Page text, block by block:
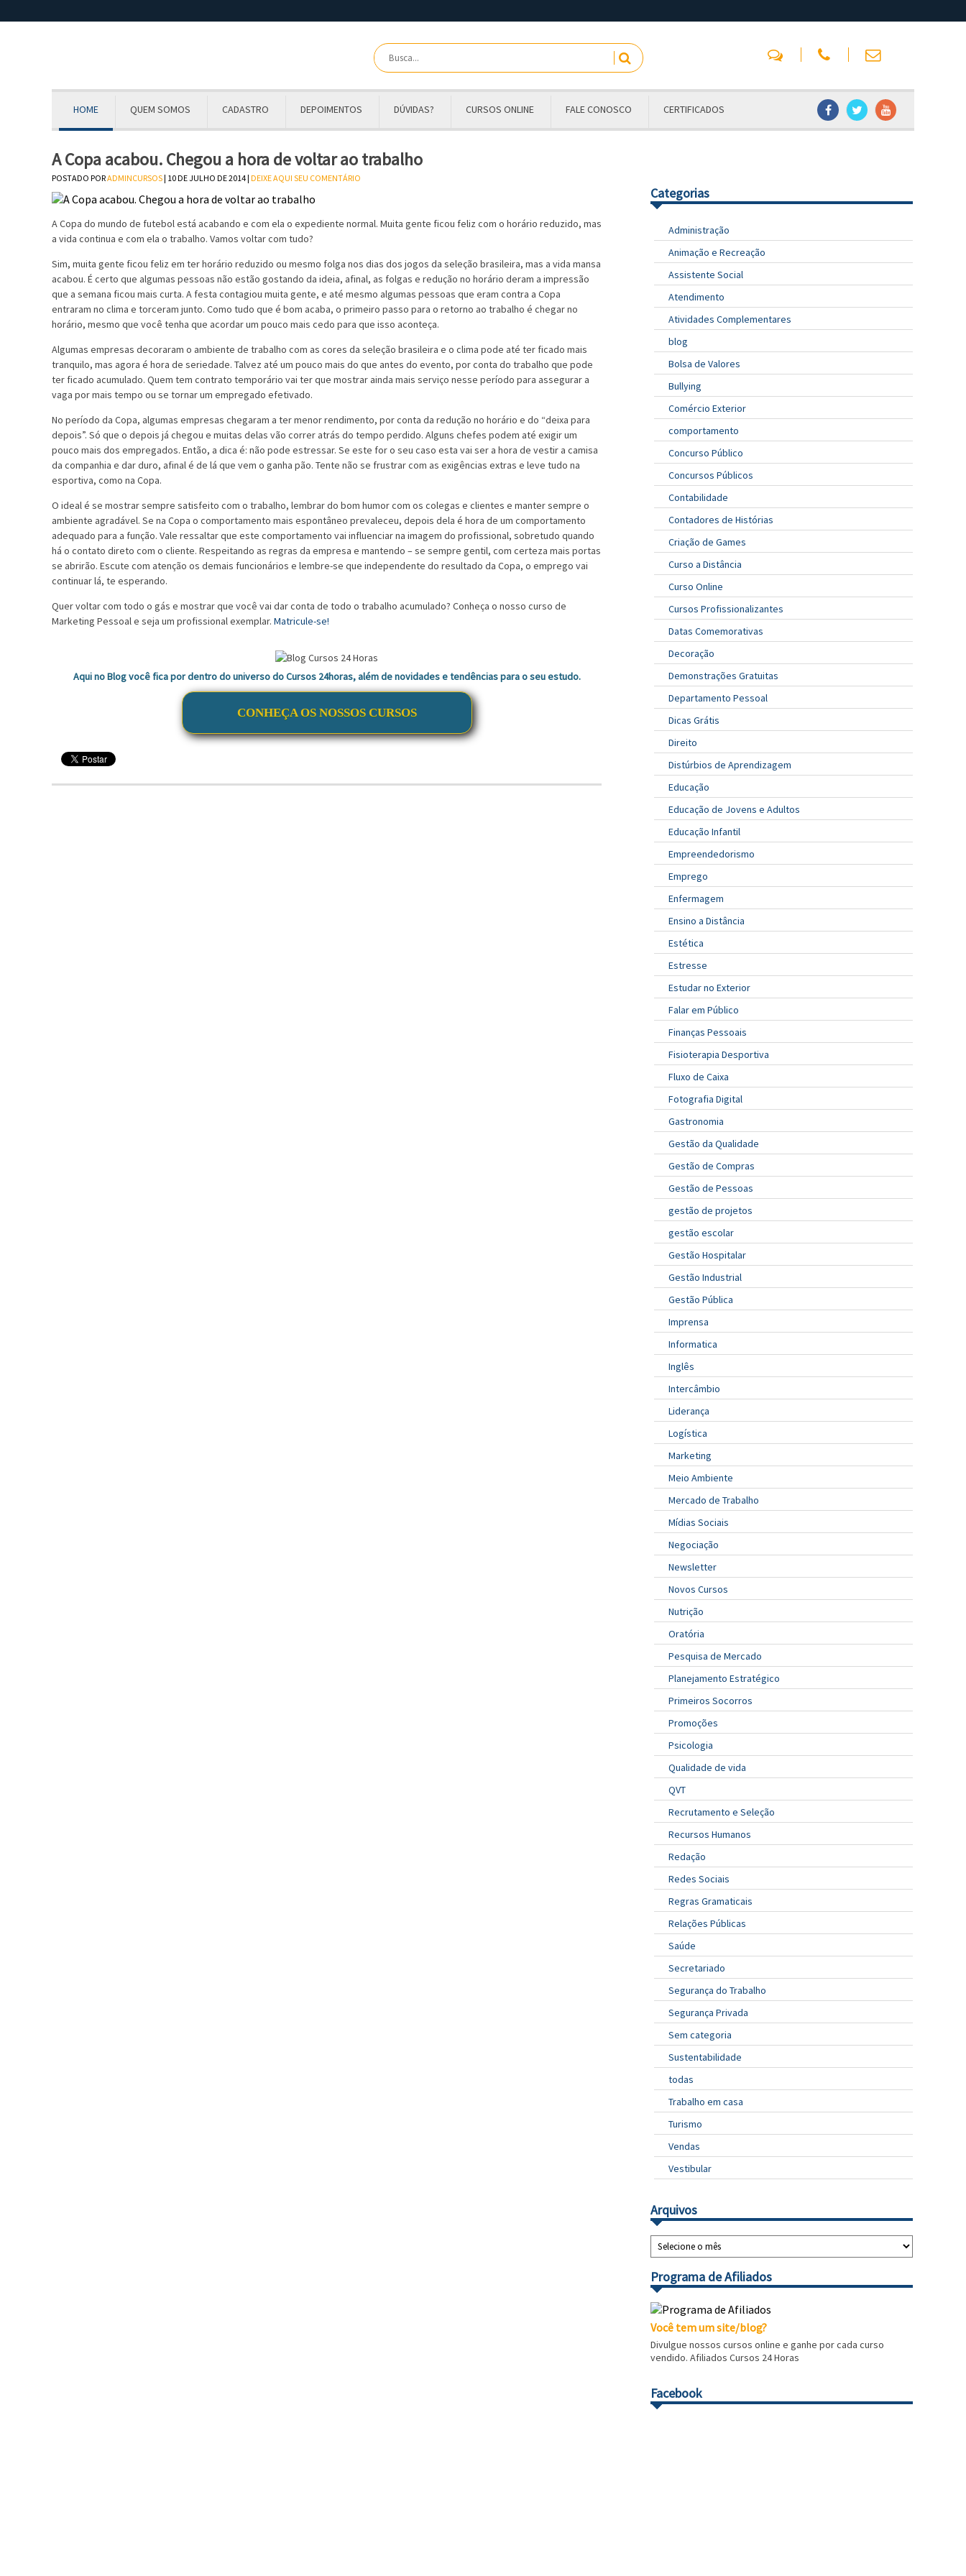
HOME QUEM SOMOS CADASTRO DEPOIMENTOS DÚVIDAS? CURSOS ONLINE FALE CONOSCO CERTIFICADOS
A Copa acabou. Chegou a hora de voltar ao trabalho
POSTADO PORADMINCURSOS| 10 DE JULHO DE 2014 | DEIXE AQUI SEU COMENTÁRIO
A Copa do mundo de futebol está acabando e com ela o expediente normal. Muita gente ficou feliz com o horário reduzido, mas
a vida continua e com ela o trabalho. Vamos voltar com tudo?
Sim, muita gente ficou feliz em ter horário reduzido ou mesmo folga nos dias dos jogos da seleção brasileira, mas a vida mansa
acabou. É certo que algumas pessoas não estão gostando da ideia, afinal, as folgas e redução no horário deram a impressão
que a semana ficou mais curta. A festa contagiou muita gente, e até mesmo algumas pessoas que eram contra a Copa
entraram no clima e torceram junto. Como tudo que é bom acaba, o primeiro passo para o retorno ao trabalho é chegar no
horário, mesmo que você tenha que acordar um pouco mais cedo para que isso aconteça.
Algumas empresas decoraram o ambiente de trabalho com as cores da seleção brasileira e o clima pode até ter ficado mais
tranquilo, mas agora é hora de seriedade. Talvez até um pouco mais do que antes do evento, por conta do trabalho que pode
ter ficado acumulado. Quem tem contrato temporário vai ter que mostrar ainda mais serviço nesse período para assegurar a
vaga por mais tempo ou se tornar um empregado efetivado.
No período da Copa, algumas empresas chegaram a ter menor rendimento, por conta da redução no horário e do “deixa para
depois”. Só que o depois já chegou e muitas delas vão correr atrás do tempo perdido. Alguns chefes podem até exigir um
pouco mais dos empregados. Então, a dica é: não pode estressar. Se este for o seu caso esta vai ser a hora de vestir a camisa
da companhia e dar duro, afinal é de lá que vem o ganha pão. Tente não se frustrar com as exigências extras e leve tudo na
esportiva, como na Copa.
O ideal é se mostrar sempre satisfeito com o trabalho, lembrar do bom humor com os colegas e clientes e manter sempre o
ambiente agradável. Se na Copa o comportamento mais espontâneo prevaleceu, depois dela é hora de um comportamento
adequado para a função. Vale ressaltar que este comportamento vai influenciar na imagem do profissional, sobretudo quando
há o contato direto com o cliente. Respeitando as regras da empresa e mantendo – se sempre gentil, com certeza mais portas
se abrirão. Escute com atenção os demais funcionários e lembre-se que independente do resultado da Copa, o emprego vai
continuar lá, te esperando.
Quer voltar com todo o gás e mostrar que você vai dar conta de todo o trabalho acumulado? Conheça o nosso curso de
Marketing Pessoal e seja um profissional exemplar. Matricule-se!
Aqui no Blog você fica por dentro do universo do Cursos 24horas, além de novidades e tendências para o seu estudo.
CONHEÇA OS NOSSOS CURSOS
Categorias
Administração
Animação e Recreação
Assistente Social
Atendimento
Atividades Complementares
blog
Bolsa de Valores
Bullying
Comércio Exterior
comportamento
Concurso Público
Concursos Públicos
Contabilidade
Contadores de Histórias
Criação de Games
Curso a Distância
Curso Online
Cursos Profissionalizantes
Datas Comemorativas
Decoração
Demonstrações Gratuitas
Departamento Pessoal
Dicas Grátis
Direito
Distúrbios de Aprendizagem
Educação
Educação de Jovens e Adultos
Educação Infantil
Empreendedorismo
Emprego
Enfermagem
Ensino a Distância
Estética
Estresse
Estudar no Exterior
Falar em Público
Finanças Pessoais
Fisioterapia Desportiva
Fluxo de Caixa
Fotografia Digital
Gastronomia
Gestão da Qualidade
Gestão de Compras
Gestão de Pessoas
gestão de projetos
gestão escolar
Gestão Hospitalar
Gestão Industrial
Gestão Pública
Imprensa
Informatica
Inglês
Intercâmbio
Liderança
Logística
Marketing
Meio Ambiente
Mercado de Trabalho
Mídias Sociais
Negociação
Newsletter
Novos Cursos
Nutrição
Oratória
Pesquisa de Mercado
Planejamento Estratégico
Primeiros Socorros
Promoções
Psicologia
Qualidade de vida
QVT
Recrutamento e Seleção
Recursos Humanos
Redação
Redes Sociais
Regras Gramaticais
Relações Públicas
Saúde
Secretariado
Segurança do Trabalho
Segurança Privada
Sem categoria
Sustentabilidade
todas
Trabalho em casa
Turismo
Vendas
Vestibular
Arquivos
Programa de Afiliados
Você tem um site/blog?
Divulgue nossos cursos online e ganhe por cada curso
vendido. Afiliados Cursos 24 Horas
Facebook